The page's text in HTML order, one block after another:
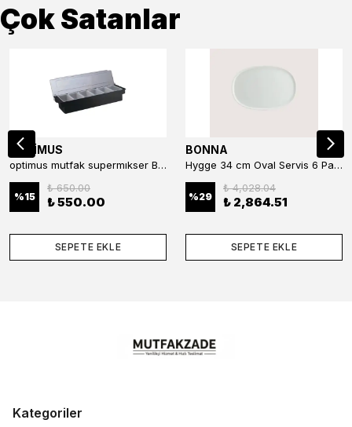
Çok Satanlar
OPTİMUS
optimus mutfak supermıkser Bar Konteyner 6'lı 50×16×9 cm Kapaklı Polikarbon Organizer Bar & Kafe
%15
₺ 650.00
₺ 550.00
SEPETE EKLE
BONNA
Hygge 34 cm Oval Servis 6 Parça
%29
₺ 4,028.04
₺ 2,864.51
SEPETE EKLE
Kategoriler